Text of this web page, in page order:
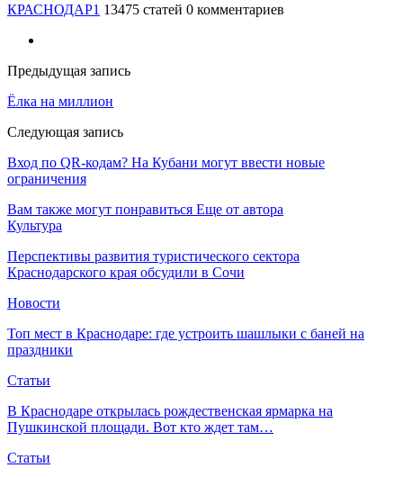
КРАСНОДАР1 13475 статей 0 комментариев
Предыдущая запись
Ёлка на миллион
Следующая запись
Вход по QR-кодам? На Кубани могут ввести новые
ограничения
Вам также могут понравиться Еще от автора
Культура
Перспективы развития туристического сектора
Краснодарского края обсудили в Сочи
Новости
Топ мест в Краснодаре: где устроить шашлыки с баней на
праздники
Статьи
В Краснодаре открылась рождественская ярмарка на
Пушкинской площади. Вот кто ждет там…
Статьи